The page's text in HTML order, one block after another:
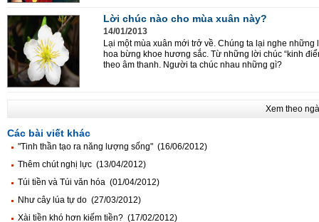
Lời chúc nào cho mùa xuân này?
14/01/2013
Lại một mùa xuân mới trở về. Chúng ta lại nghe
hoa bừng khoe hương sắc. Từ những lời chúc “kinh
theo âm thanh. Người ta chúc nhau những gì?
Xem theo
Các bài viết khác
"Tinh thần tạo ra năng lượng sống" (16/06/2012)
Thêm chút nghị lực (13/04/2012)
Túi tiền và Túi văn hóa (01/04/2012)
Như cây lúa tự do (27/03/2012)
Xài tiền khó hơn kiếm tiền? (17/02/2012)